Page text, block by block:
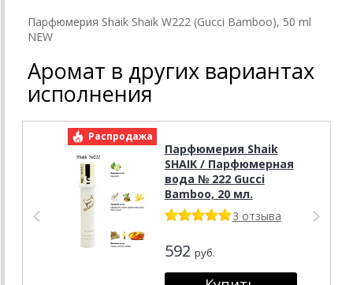
Парфюмерия Shaik Shaik W222 (Gucci Bamboo), 50 ml
NEW
Аромат в других вариантах
исполнения
Распродажа
Парфюмерия Shaik
SHAIK / Парфюмерная
вода № 222 Gucci
Bamboo, 20 мл.
3 отзыва
592 руб.